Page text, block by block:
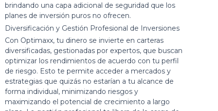
brindando una capa adicional de seguridad que los
planes de inversión puros no ofrecen.
Diversificación y Gestión Profesional de Inversiones
Con Optimaxx, tu dinero se invierte en carteras
diversificadas, gestionadas por expertos, que buscan
optimizar los rendimientos de acuerdo con tu perfil
de riesgo. Esto te permite acceder a mercados y
estrategias que quizás no estarían a tu alcance de
forma individual, minimizando riesgos y
maximizando el potencial de crecimiento a largo